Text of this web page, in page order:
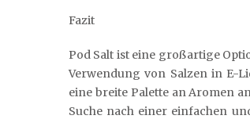
Fazit
Pod Salt ist eine großartige
Verwendung von Salzen in E-
eine breite Palette an Aromen
Suche nach einer einfachen